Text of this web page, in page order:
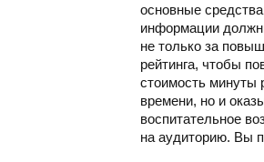
основные
информации
не только за
рейтинга, чтобы
стоимость минуты
времени, но и
воспитательное
на аудиторию. Вы